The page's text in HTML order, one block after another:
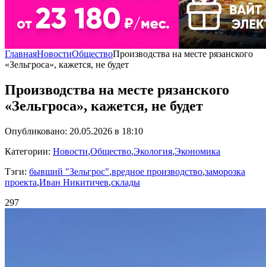
ГлавнаяНовостиОбществоПроизводства на месте рязанского
«Зельгроса», кажется, не будет
Производства на месте рязанского
«Зельгроса», кажется, не будет
Опубликовано: 20.05.2026 в 18:10
Категории: Новости,Общество,Экология,Экономика
Тэги: бывший "Зельгрос",вредное производство,заморозка
проекта,Иван Никитичев,склады
297